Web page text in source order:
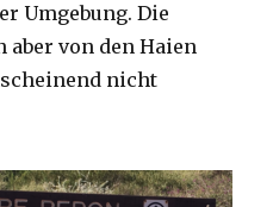
Umgebung. Die
von den Haien
nicht